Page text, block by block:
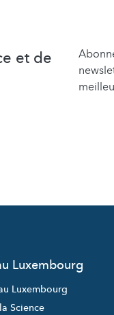
et de
Luxembourg
Luxembourg
Science